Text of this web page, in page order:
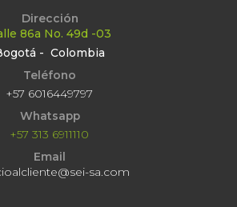
Dirección
86a No. 49d -03
- Colombia
Teléfono
+57 6016449797
Whatsapp
+57 313 6911110
Email
sa.com